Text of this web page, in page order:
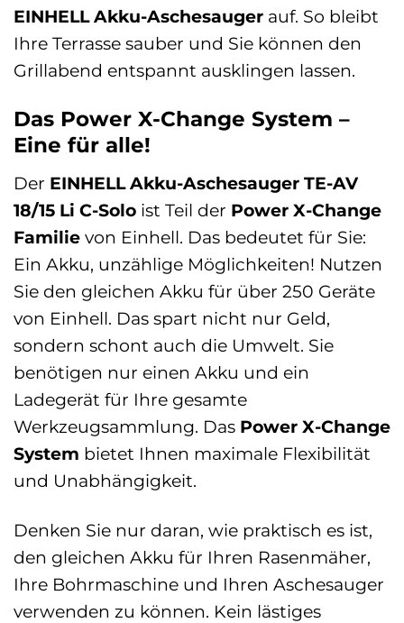
EINHELL Akku-Aschesauger auf. So bleibt
Ihre Terrasse sauber und Sie können den
Grillabend entspannt ausklingen lassen.
Das Power X-Change System –
Eine für alle!
Der EINHELL Akku-Aschesauger TE-AV
18/15 Li C-Solo ist Teil der Power X-Change
Familie von Einhell. Das bedeutet für Sie:
Ein Akku, unzählige Möglichkeiten! Nutzen
Sie den gleichen Akku für über 250 Geräte
von Einhell. Das spart nicht nur Geld,
sondern schont auch die Umwelt. Sie
benötigen nur einen Akku und ein
Ladegerät für Ihre gesamte
Werkzeugsammlung. Das Power X-Change
System bietet Ihnen maximale Flexibilität
und Unabhängigkeit.
Denken Sie nur daran, wie praktisch es ist,
den gleichen Akku für Ihren Rasenmäher,
Ihre Bohrmaschine und Ihren Aschesauger
verwenden zu können. Kein lästiges